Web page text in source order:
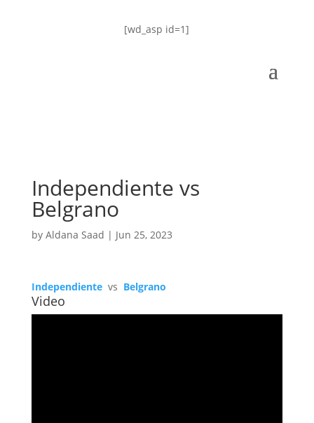
[wd_asp id=1]
Independiente vs
Belgrano
by Aldana Saad | Jun 25, 2023
Independiente vs Belgrano
Video